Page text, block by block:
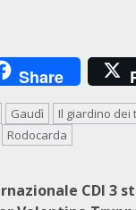
Share
Gaudì Il giardino dei
Rodocarda
CDI 3